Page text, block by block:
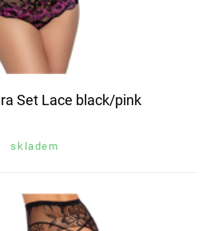
Set Lace black/pink
skladem